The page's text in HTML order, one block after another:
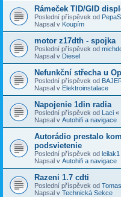
Rámeček TID/GID
Poslední příspěvek od PepaS
Napsal v Koupím
motor z17dth - spojka
Poslední příspěvek od
Napsal v Diesel
Nefunkční střecha u
Poslední příspěvek od
Napsal v Elektroinstalace
Napojenie 1din radia
Poslední příspěvek od Laci «
Napsal v Autohifi a navigace
Autorádio prestalo
podsvietenie
Poslední příspěvek od leilak1
Napsal v Autohifi a navigace
Razeni 1.7 cdti
Poslední příspěvek od
Napsal v Technická Sekce